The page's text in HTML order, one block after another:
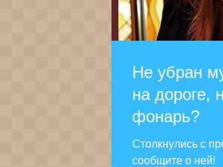
Не убран
на дороге,
фонарь?
Столкнулись с
сообщите о ней!